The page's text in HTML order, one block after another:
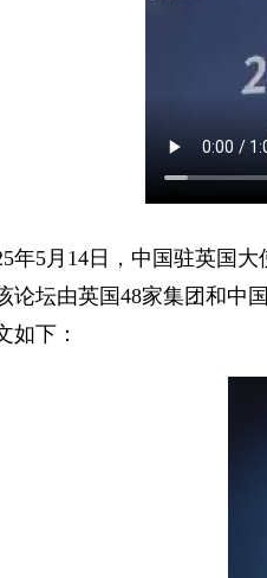
年5月14日，中国驻英国
论坛由英国48家集团和中
如下：